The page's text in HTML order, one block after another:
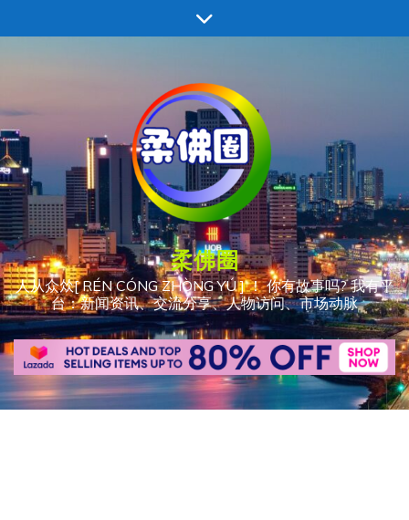
至
柔佛圈
人从众𠈌[ RÉN CÓNG ZHÒNG YÚ ] ！ 你有故事吗? 我有平
台：新闻资讯、交流分享、人物访问、市场动脉